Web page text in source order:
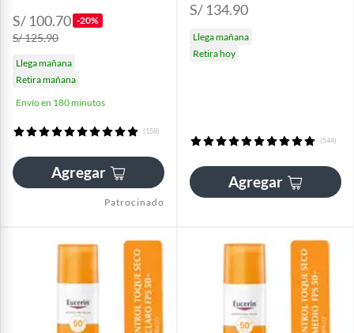
S/ 100.70 -20%
S/ 125.90
Llega mañana
Retira mañana
Envío en 180 minutos
(158)
Agregar
Patrocinado
S/ 134.90
Llega mañana
Retira hoy
(544)
Agregar